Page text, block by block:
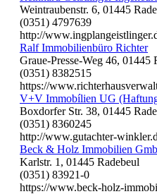
Weintraubenstr. 6, 01445
(0351) 4797639
http://
Ralf Immobilienbüro Richter
Graue-Presse-Weg 46, 01445
(0351) 8382515
https://
V+V Immobílien UG
Boxdorfer Str. 38, 01445
(0351) 8360245
http://www.gutachter-
Beck & Holz Immobilien
Karlstr. 1, 01445 Radebeul
(0351) 83921-0
https://www.beck-holz-